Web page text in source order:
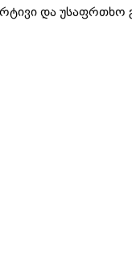
და უსაფრთხო